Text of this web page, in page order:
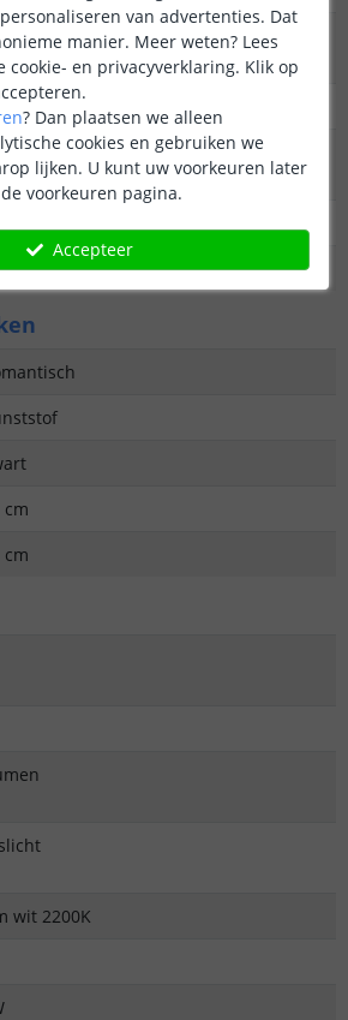
lamp of hanglamp
jaar
cm
cm
wit 2200K
van advertenties. Dat
manier. Meer weten? Lees
cookie- en privacyverklaring. Klik op
? Dan plaatsen we alleen
cookies en gebruiken we
lijken. U kunt uw voorkeuren later
voorkeuren pagina.
Accepteer